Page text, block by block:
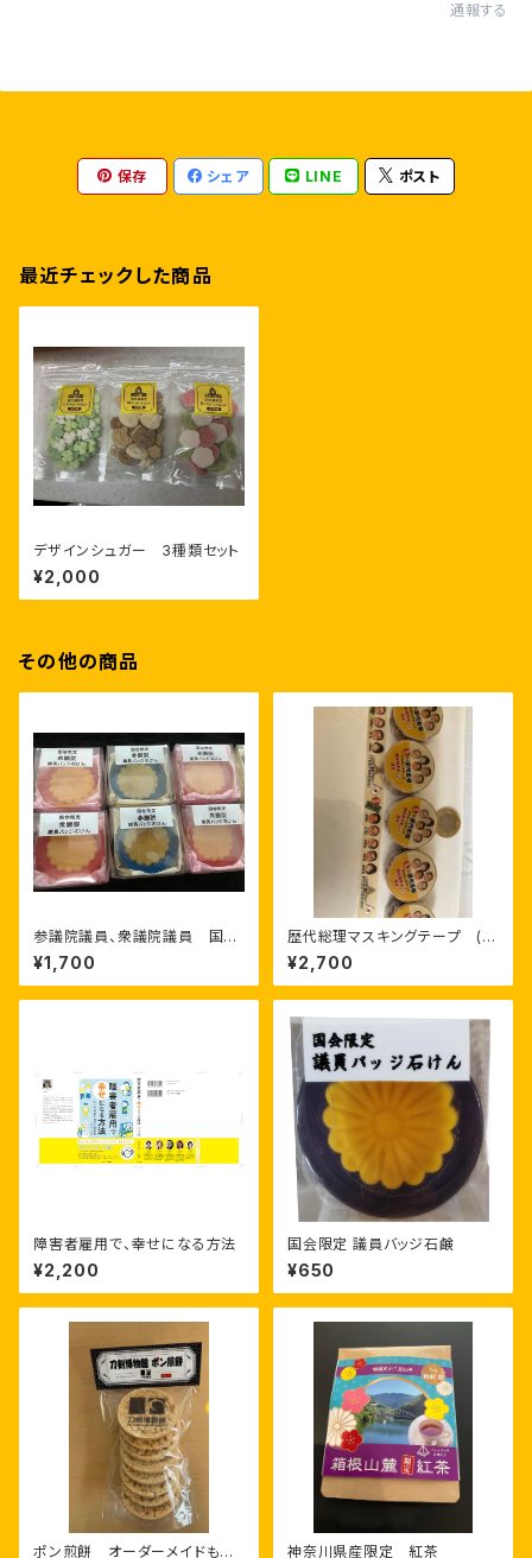
通報する
保存 シェア LINE ポスト
最近チェックした商品
デザインシュガー 3種類セット
¥2,000
その他の商品
参議院議員、衆議院議員 国会
議員バッジセット
¥1,700
歴代総理マスキングテープ (高
井早苗総理入り)
¥2,700
障害者雇用で、幸せになる方法
¥2,200
国会限定 議員バッジ石鹸
¥650
ポン煎餅 オーダーメイドもで 神奈川県産限定 紅茶